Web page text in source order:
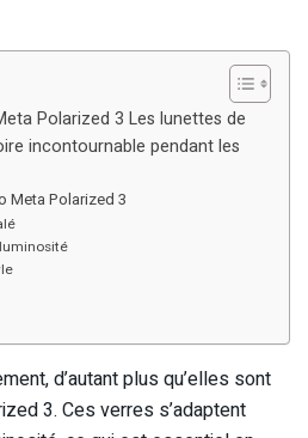
Polarized 3 Les lunettes de
incontournable pendant les
Meta Polarized 3
d’autant plus qu’elles sont
3. Ces verres s’adaptent